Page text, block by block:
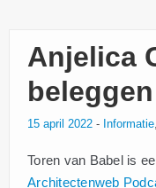
DONATEURS
MAILINGLIST
Anjelica
beleggen
15 april 2022 - Informatie,
Toren van Babel is
Architectenweb